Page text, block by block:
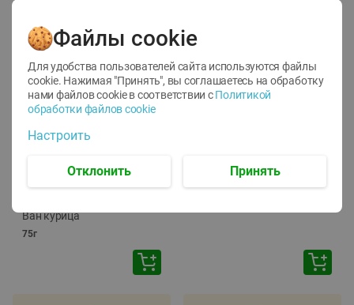
12
1.05 руб./
руб./шт
Корм влаж. для кош. с
Ван курица
75г
ТОФУ Vegetus ТВЕРДЫЙ
Файлы cookie
Для удобства пользователей сайта используются файлы
cookie. Нажимая "Принять", вы соглашаетесь на обработку
нами файлов cookie в соответствии с Политикой
обработки файлов cookie
Настроить
Отклонить Принять